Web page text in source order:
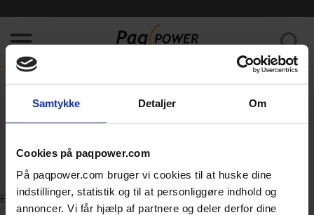
Samtykke Detaljer Om
Cookies på paqpower.com
På paqpower.com bruger vi cookies til at huske dine
indstillinger, statistik og til at personliggøre indhold og
annoncer. Vi får hjælp af partnere og deler derfor dine
Kunne ikke hente data. Prøv venligst at opfriske siden.
404
Page was not found.
Error